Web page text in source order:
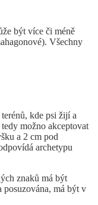
být více či méně
Všechny
kde psi žijí a
možno akceptovat
a 2 cm pod
archetypu
znaků má být
posuzována, má být v